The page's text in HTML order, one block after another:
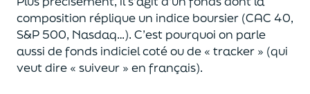
composition réplique un indice boursier (CAC 40,
S&P 500, Nasdaq…). C’est pourquoi on parle
aussi de fonds indicielcotéou de « tracker » (qui
veut dire « suiveur » en français).